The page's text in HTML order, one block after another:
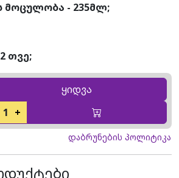
მოცულობა - 235მლ;
თვე;
ყიდვა
1 +
დაბრუნების პოლიტიკა